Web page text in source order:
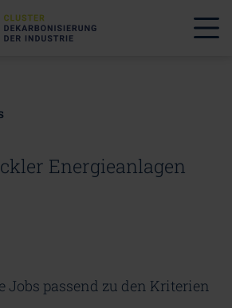
Energieanlagen
Jobs passend zu den Kriterien